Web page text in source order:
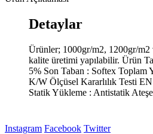
Detaylar
Ürünler; 1000gr/m2, 1200gr/m2
kalite üretimi yapılabilir. Ürün
5% Son Taban : Softex
K/W Ölçüsel Kararlılık Testi
Statik Yükleme : Antistatik
Instagram Facebook Twitter